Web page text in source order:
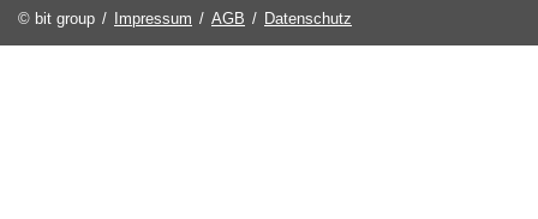
© bit group / Impressum / AGB / Datenschutz